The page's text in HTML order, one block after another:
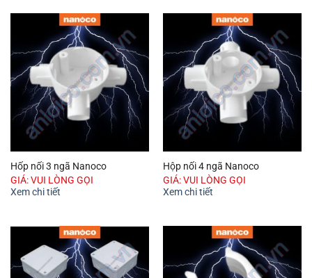
Hốp nối 3 ngã Nanoco
GIÁ: VUI LÒNG GỌI
Xem chi tiết
Hộp nối 4 ngã Nanoco
GIÁ: VUI LÒNG GỌI
Xem chi tiết